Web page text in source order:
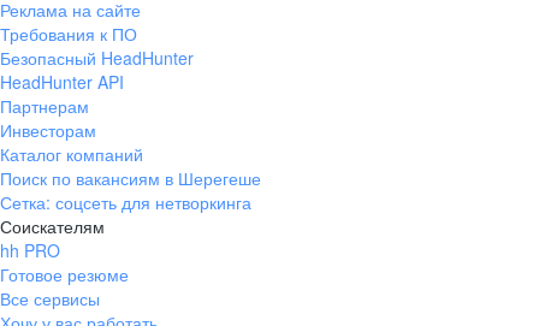
+7 343 226-79-99
pr@ural.hh.ru
ул. Янковского, д. 169, 7 этаж,
706 каб.
+7 861 205-55-57
pr@krd.hh.ru
Владивосток
пер. Ланинский д. 4, офис 3.4
Реклама на сайте
Требования к ПО
Безопасный HeadHunter
HeadHunter API
Партнерам
Инвесторам
Каталог компаний
Поиск по вакансиям в Шерегеше
Сетка: соцсеть для нетворкинга
Соискателям
hh PRO
Готовое резюме
Все сервисы